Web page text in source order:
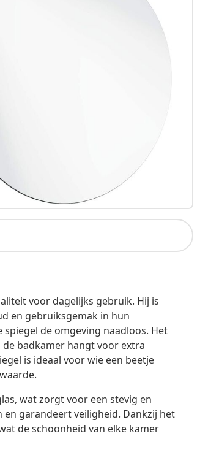
voor dagelijks gebruik. Hij is
en gebruiksgemak in hun
de omgeving naadloos. Het
badkamer hangt voor extra
is ideaal voor wie een beetje
wat zorgt voor een stevig en
garandeert veiligheid. Dankzij het
de schoonheid van elke kamer